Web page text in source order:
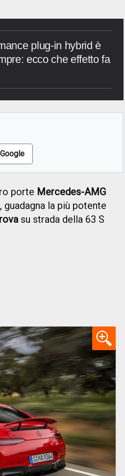
plug-in hybrid è
ecco che effetto fa
porte Mercedes-AMG
guadagna la più potente
su strada della 63 S